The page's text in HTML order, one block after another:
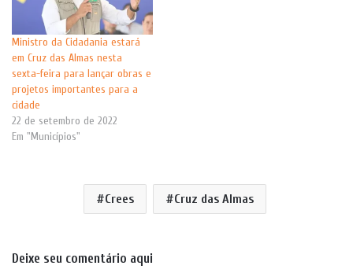
Ministro da Cidadania estará
em Cruz das Almas nesta
sexta-feira para lançar obras e
projetos importantes para a
cidade
22 de setembro de 2022
Em "Municípios"
Crees Cruz das Almas
Deixe seu comentário aqui